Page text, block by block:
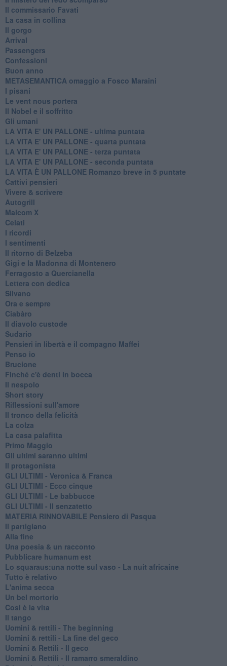
Il commissario Favati
La casa in collina
Il gorgo
Arrival
Passengers
Confessioni
Buon anno
METASEMANTICA omaggio a Fosco Maraini
I pisani
Le vent nous portera
Il Nobel e il soffritto
Gli umani
LA VITA E' UN PALLONE - ultima puntata
LA VITA E' UN PALLONE - quarta puntata
LA VITA E' UN PALLONE - terza puntata
LA VITA E' UN PALLONE - seconda puntata
LA VITA È UN PALLONE Romanzo breve in 5 puntate
Cattivi pensieri
Vivere & scrivere
Autogrill
Malcom X
Celati
I ricordi
I sentimenti
Il ritorno di Belzeba
Gigi e la Madonna di Montenero
Ferragosto a Quercianella
Lettera con dedica
Silvano
Ora e sempre
Ciabàro
Il diavolo custode
Sudario
Pensieri in libertà e il compagno Maffei
Penso io
Brucione
Finché c'è denti in bocca
Il nespolo
Short story
Riflessioni sull'amore
Il tronco della felicità
La colza
La casa palafitta
Primo Maggio
Gli ultimi saranno ultimi
Il protagonista
GLI ULTIMI - Veronica & Franca
GLI ULTIMI - Ecco cinque
GLI ULTIMI - Le babbucce
GLI ULTIMI - Il senzatetto
MATERIA RINNOVABILE Pensiero di Pasqua
Il partigiano
Alla fine
Una poesia & un racconto
Pubblicare humanum est
Lo squaraus:una notte sul vaso - La nuit africaine
Tutto è relativo
L'anima secca
Un bel mortorio
Cosi è la vita
Il tango
​Uomini & rettili - The beginning
​Uomini & rettili - La fine del geco
Uomini & Rettili - Il geco
Uomini & Rettili - Il ramarro smeraldino